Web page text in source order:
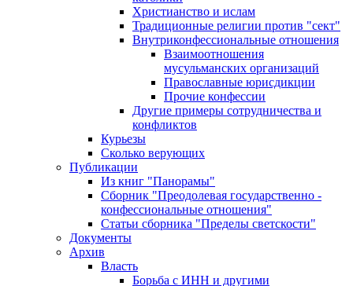
Христианство и ислам
Традиционные религии против "сект"
Внутриконфессиональные отношения
Взаимоотношения
мусульманских организаций
Православные юрисдикции
Прочие конфессии
Другие примеры сотрудничества и
конфликтов
Курьезы
Сколько верующих
Публикации
Из книг "Панорамы"
Сборник "Преодолевая государственно -
конфессиональные отношения"
Статьи сборника "Пределы светскости"
Документы
Архив
Власть
Борьба с ИНН и другими